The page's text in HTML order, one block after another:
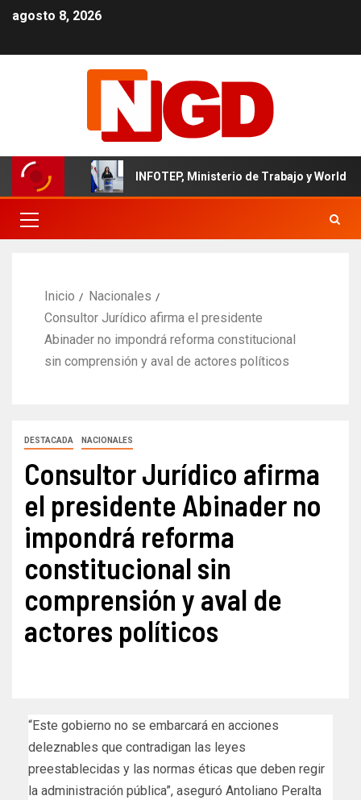
agosto 8, 2026
INFOTEP, Ministerio de Trabajo y World
Inicio
Nacionales
Consultor Jurídico afirma el presidente
Abinader no impondrá reforma constitucional
sin comprensión y aval de actores políticos
DESTACADA NACIONALES
Consultor Jurídico afirma
el presidente Abinader no
impondrá reforma
constitucional sin
comprensión y aval de
actores políticos
“Este gobierno no se embarcará en acciones
deleznables que contradigan las leyes
preestablecidas y las normas éticas que deben regir
la administración pública”, aseguró Antoliano Peralta